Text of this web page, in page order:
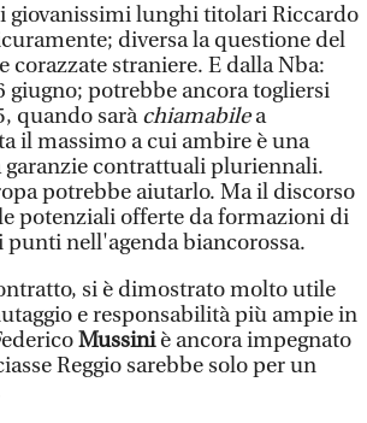
giovanissimi lunghi titolari Riccardo
diversa la questione del
straniere. E dalla Nba:
giugno; potrebbe ancora togliersi
quando saràchiamabilea
il massimo a cui ambire è una
garanzie contrattuali pluriennali.
potrebbe aiutarlo. Ma il discorso
potenziali offerte da formazioni di
nell'agenda biancorossa.
si è dimostrato molto utile
e responsabilità più ampie in
Mussiniè ancora impegnato
Reggio sarebbe solo per un